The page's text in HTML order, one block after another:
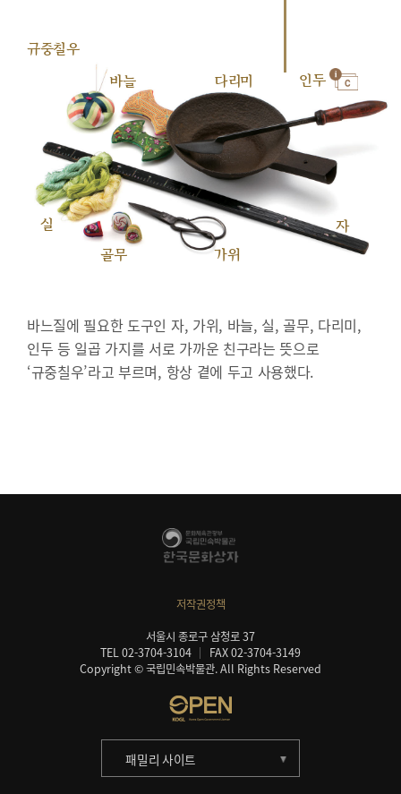
규중칠우
바늘
다리미 인두
실
골무
가위
자
바느질에 필요한 도구인 자, 가위, 바늘, 실, 골무, 다리미,
인두 등 일곱 가지를 서로 가까운 친구라는 뜻으로
‘규중칠우’라고 부르며, 항상 곁에 두고 사용했다.
저작권정책
서울시 종로구 삼청로 37
TEL 02-3704-3104
FAX 02-3704-3149
Copyright © 국립민속박물관. All Rights Reserved
패밀리 사이트